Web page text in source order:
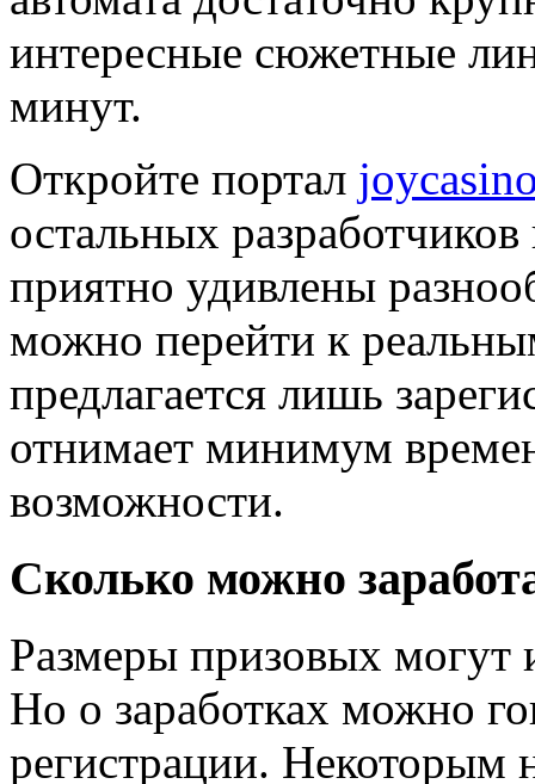
интересные сюжетные
минут.
Откройте портал
остальных
приятно удивлены
можно перейти к
предлагается лишь
отнимает минимум
возможности.
Сколько можно
Размеры призовых
Но о заработках можно
регистрации. Некоторым